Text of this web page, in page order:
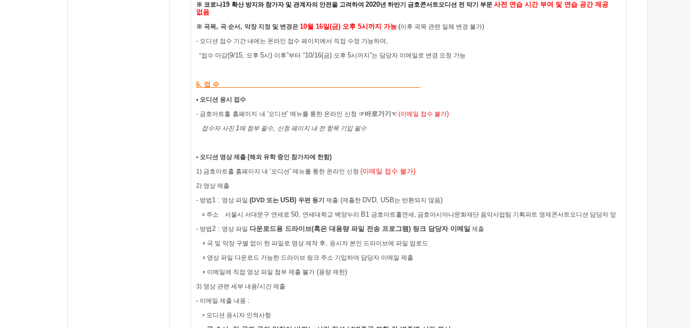
※ 코로나19 확산 방지와 참가자 및 관계자의 안전을 고려하여 2020년 하반기 금호콘서트오디션 전 악기 부문 사전 연습 시간 부여 및 연습 공간 제공
없음
※ 곡목, 곡 순서 , 악장 지정 및 변경은 10월 16일(금) 오후 5시까지 가능 (이후 곡목 관련 일체 변경 불가)
- 오디션 접수 기간 내에는 온라인 접수 페이지에서 직접 수정 가능하며 ,
“접수 마감(9/15, 오후 5시 ) 이후”부터 “10/16(금) 오후 5시까지 ”는 담당자 이메일로 변경 요청 가능
6. 접 수
• 오디션 응시 접수
- 금호아트홀 홈페이지 내 ‘오디션' 메뉴를 통한 온라인 신청 ☞바로가기 ☜ (이메일 접수 불가)
접수자 사진1매 첨부 필수, 신청 페이지 내 전 항목 기입 필수
• 오디션 영상 제출 (해외 유학 중인 참가자에 한함)
1) 금호아트홀 홈페이지 내 ‘오디션' 메뉴를 통한 온라인 신청 (이메일 접수 불가)
2) 영상 제출
- 방법 1 : 영상 파일 (DVD 또는 USB) 우편 등기 제출 (제출한 DVD, USB는 반환되지 않음)
▫ 주소 서울시 서대문구 연세로 50, 연세대학교 백양누리 B1 금호아트홀연세, 금호아시아나문화재단 음악사업팀 기획파트 영재콘서트오디션 담당자 앞
- 방법2 : 영상 파일 다운로드용 드라이브(혹은 대용량 파일 전송 프로그램 ) 링크 담당자 이메일 제출
▫ 곡 및 악장 구별 없이 한 파일로 영상 제작 후, 응시자 본인 드라이브에 파일 업로드
▫ 영상 파일 다운로드 가능한 드라이브 링크 주소 기입하여 담당자 이메일 제출
▫ 이메일에 직접 영상 파일 첨부 제출 불가 (용량 제한)
3) 영상 관련 세부 내용/시간 제출
- 이메일 제출 내용 :
▫ 오디션 응시자 인적사항